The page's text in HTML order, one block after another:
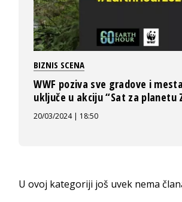
BIZNIS SCENA
WWF poziva sve gradove i
uključe u akciju “Sat za planetu
20/03/2024 | 18:50
U ovoj kategoriji još uvek nema